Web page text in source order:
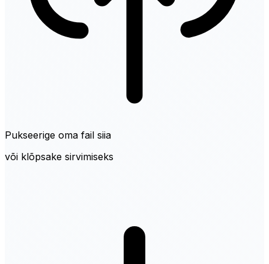
Pukseerige oma fail siia
või klõpsake sirvimiseks